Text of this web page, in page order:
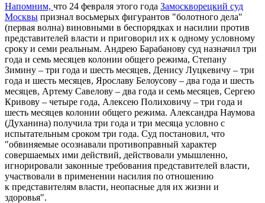
Напомним, что 24 февраля этого года Замоскворецкий суд
Москвы признал восьмерых фигурантов "болотного дела"
(первая волна) виновными в беспорядках и насилии против
представителей власти и приговорил их к одному условному
сроку и семи реальным. Андрею Барабанову суд назначил три
года и семь месяцев колонии общего режима, Степану
Зимину – три года и шесть месяцев, Денису Луцкевичу – три
года и шесть месяцев, Ярославу Белоусову – два года и шесть
месяцев, Артему Савелову – два года и семь месяцев, Сергею
Кривову – четыре года, Алексею Полиховичу – три года и
шесть месяцев колонии общего режима. Александра Наумова
(Духанина) получила три года и три месяца условно с
испытательным сроком три года. Суд постановил, что
"обвиняемые осознавали противоправный характер
совершаемых ими действий, действовали умышленно,
игнорировали законные требования представителей власти,
участвовали в применении насилия по отношению
к представителям власти, неопасные для их жизни и
здоровья".